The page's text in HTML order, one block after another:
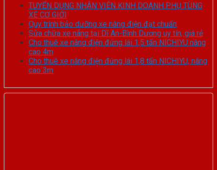
TUYỂN DỤNG NHÂN VIÊN KINH DOANH PHỤ TÙNG
XE CƠ GIỚI
Quy trình bảo dưỡng xe nâng điện đạt chuẩn
Sửa chữa xe nâng tại Dĩ An-Bình Dương uy tín, giá rẻ
Cho thuê xe nâng điện đứng lái 1,5 tấn NICHIYU nâng
cao 4m
Cho thuê xe nâng điện đứng lái 1,8 tấn NICHIYU, nâng
cao 3m